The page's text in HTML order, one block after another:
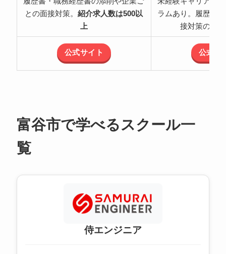
との面接対策。紹介求人数は500以
上
ラムあり。履歴書
接対策のサ
公式サイト 公式サ
富谷市で学べるスクール一
覧
侍エンジニア